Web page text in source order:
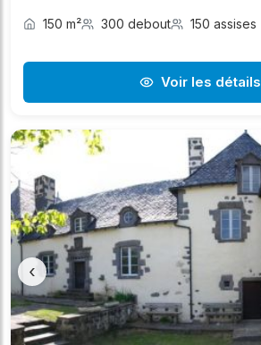
150 m² 300 debout 150 assises
Voir les détails
‹